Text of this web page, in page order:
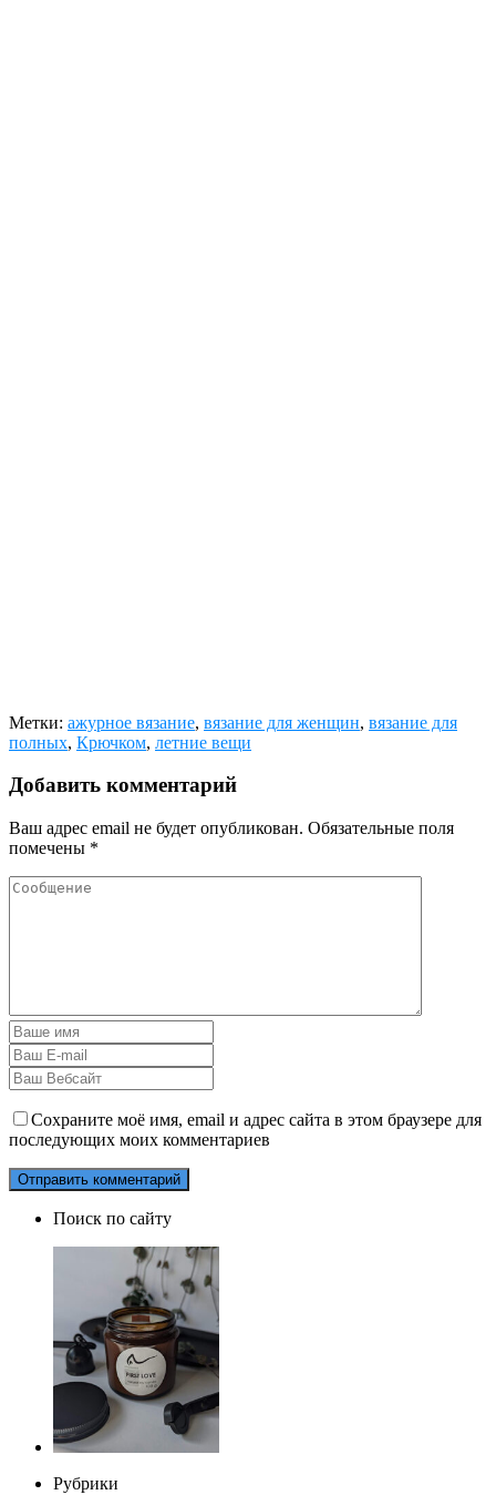
Метки: ажурное вязание, вязание для женщин, вязание для
полных, Крючком, летние вещи
Добавить комментарий
Ваш адрес email не будет опубликован. Обязательные поля
помечены *
Сохраните моё имя, email и адрес сайта в этом браузере для
последующих моих комментариев
Поиск по сайту
Рубрики